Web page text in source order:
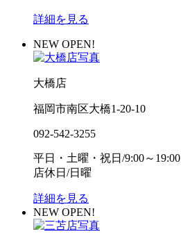
詳細を見る
NEW OPEN!
大橋店
福岡市南区大橋1-20-10
092-542-3255
平日・土曜・祝日/9:00～19:00
店休日/日曜
詳細を見る
NEW OPEN!